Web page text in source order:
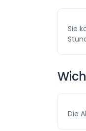
Sie
Die